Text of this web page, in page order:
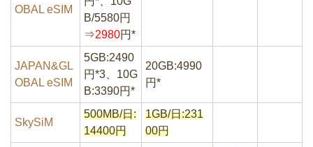
OBAL eSIM
B/5580円
⇒2980円*
JAPAN&GL
OBAL eSIM
5GB:2490
円*3、10G
B:3390円*
20GB:4990
円*
SkySiM
500MB/日:
14400円
1GB/日:231
00円